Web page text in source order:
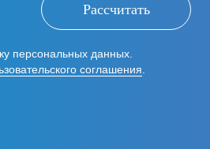
Рассчитать
персональных данных.
соглашения